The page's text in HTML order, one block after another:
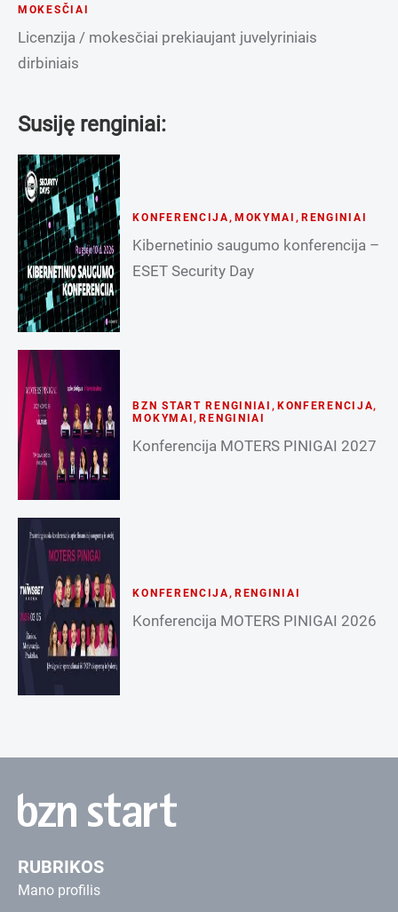
MOKESČIAI
Licenzija / mokesčiai prekiaujant juvelyriniais
dirbiniais
Susiję renginiai:
KONFERENCIJA , MOKYMAI , RENGINIAI
Kibernetinio saugumo konferencija –
ESET Security Day
BZN START RENGINIAI , KONFERENCIJA,
MOKYMAI ,RENGINIAI
Konferencija MOTERS PINIGAI 2027
KONFERENCIJA, RENGINIAI
Konferencija MOTERS PINIGAI 2026
RUBRIKOS
Mano profilis